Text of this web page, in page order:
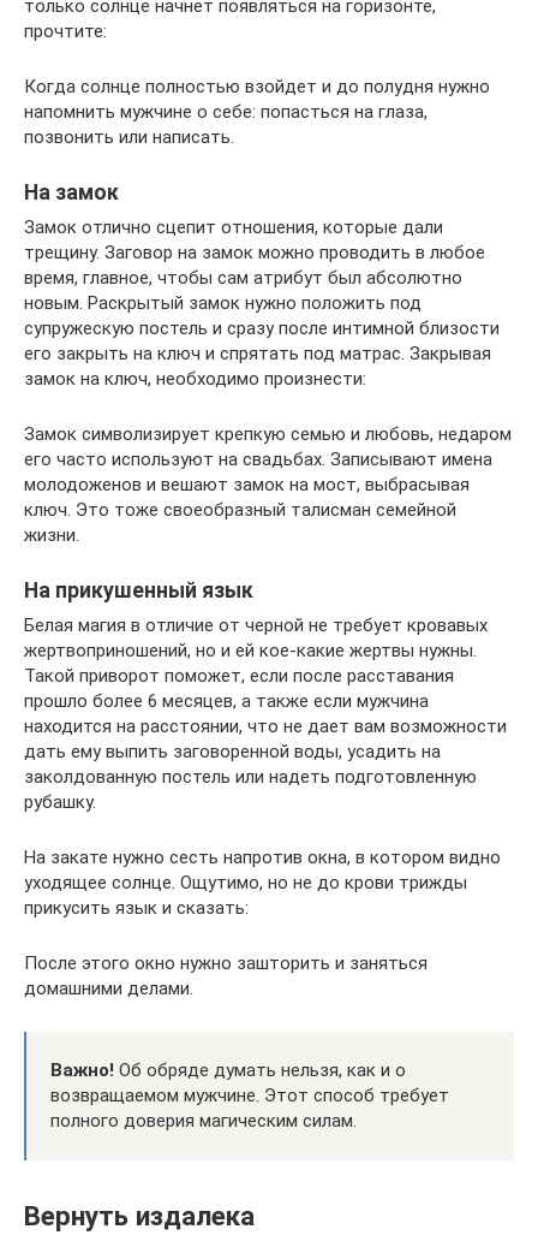
только солнце начнет появляться на горизонте,
прочтите:
Когда солнце полностью взойдет и до полудня нужно
напомнить мужчине о себе: попасться на глаза,
позвонить или написать.
На замок
Замок отлично сцепит отношения, которые дали
трещину. Заговор на замок можно проводить в любое
время, главное, чтобы сам атрибут был абсолютно
новым. Раскрытый замок нужно положить под
супружескую постель и сразу после интимной близости
его закрыть на ключ и спрятать под матрас. Закрывая
замок на ключ, необходимо произнести:
Замок символизирует крепкую семью и любовь, недаром
его часто используют на свадьбах. Записывают имена
молодоженов и вешают замок на мост, выбрасывая
ключ. Это тоже своеобразный талисман семейной
жизни.
На прикушенный язык
Белая магия в отличие от черной не требует кровавых
жертвоприношений, но и ей кое-какие жертвы нужны.
Такой приворот поможет, если после расставания
прошло более 6 месяцев, а также если мужчина
находится на расстоянии, что не дает вам возможности
дать ему выпить заговоренной воды, усадить на
заколдованную постель или надеть подготовленную
рубашку.
На закате нужно сесть напротив окна, в котором видно
уходящее солнце. Ощутимо, но не до крови трижды
прикусить язык и сказать:
После этого окно нужно зашторить и заняться
домашними делами.
Важно! Об обряде думать нельзя, как и о
возвращаемом мужчине. Этот способ требует
полного доверия магическим силам.
Вернуть издалека